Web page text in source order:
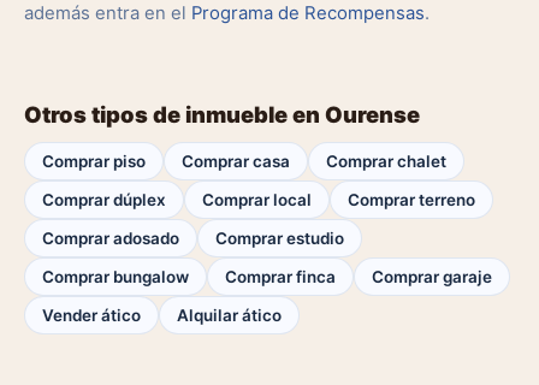
además entra en el Programa de Recompensas.
Otros tipos de inmueble en Ourense
Comprar piso Comprar casa
Comprar chalet
Comprar dúplex
Comprar local
Comprar terreno
Comprar adosado
Comprar estudio
Comprar bungalow
Comprar finca
Comprar garaje
Vender ático
Alquilar ático